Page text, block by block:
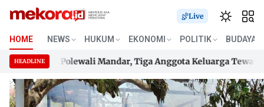
Skip
Live
HOME NEWS HUKUM EKONOMI POLITIK BUDAYA
HEADLINEdi Polewali Mandar, Tiga Anggota Keluarga Tewas
di Polewali Mandar, Tiga Anggota Keluarga Tewas